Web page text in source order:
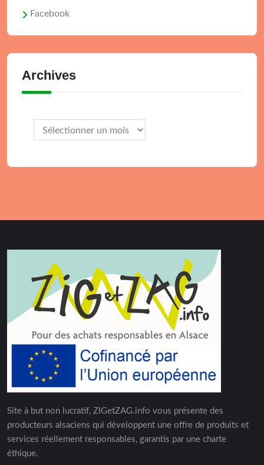
Facebook
Archives
Site à but non lucratif, ZIGetZAG.info vous présente des
producteurs alsaciens qui développent une offre de produits et
services réellement responsables, garantis par une charte
éthique.